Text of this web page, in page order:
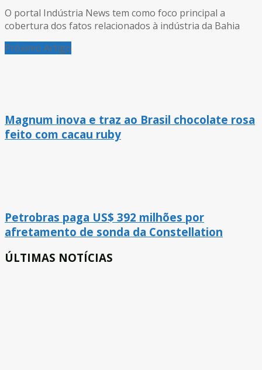
O portal Indústria News tem como foco principal a
cobertura dos fatos relacionados à indústria da Bahia
Próximo Artigo
Magnum inova e traz ao Brasil chocolate rosa
feito com cacau ruby
Petrobras paga US$ 392 milhões por
afretamento de sonda da Constellation
ÚLTIMAS NOTÍCIAS